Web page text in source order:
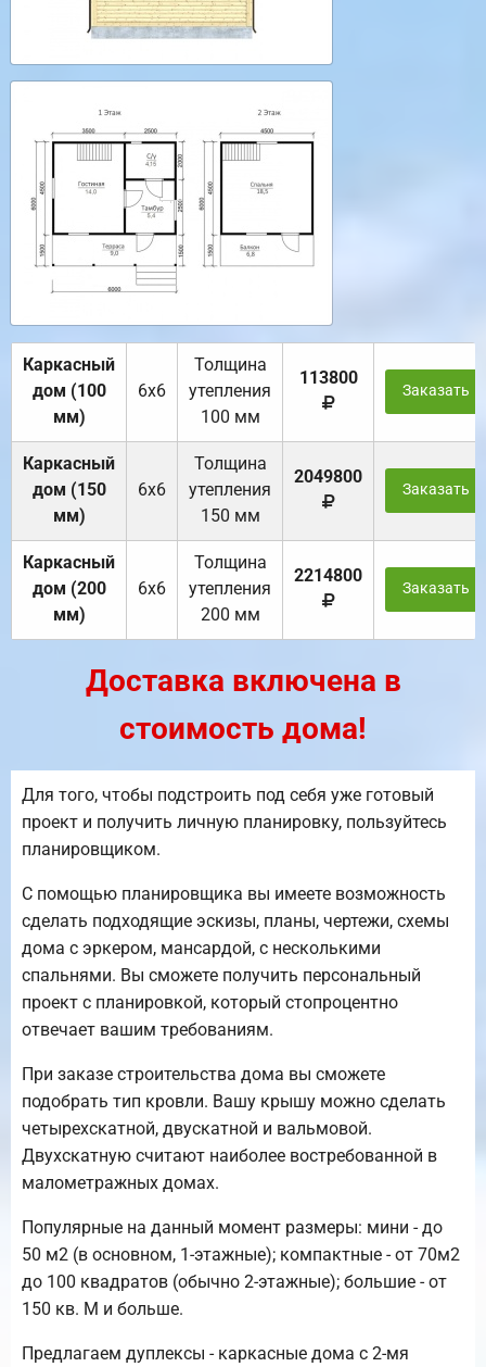
Каркасный
дом (100
мм)
6х6
Толщина
утепления
100 мм
113800
Заказать
Каркасный
дом (150
мм)
6х6
Толщина
утепления
150 мм
2049800
Заказать
Каркасный
дом (200
мм)
6х6
Толщина
утепления
200 мм
2214800
Заказать
Доставка включена в
стоимость дома!
Для того, чтобы подстроить под себя уже готовый
проект и получить личную планировку, пользуйтесь
планировщиком.
С помощью планировщика вы имеете возможность
сделать подходящие эскизы, планы, чертежи, схемы
дома с эркером, мансардой, с несколькими
спальнями. Вы сможете получить персональный
проект с планировкой, который стопроцентно
отвечает вашим требованиям.
При заказе строительства дома вы сможете
подобрать тип кровли. Вашу крышу можно сделать
четырехскатной, двускатной и вальмовой.
Двухскатную считают наиболее востребованной в
малометражных домах.
Популярные на данный момент размеры: мини - до
50 м2 (в основном, 1-этажные); компактные - от 70м2
до 100 квадратов (обычно 2-этажные); большие - от
150 кв. М и больше.
Предлагаем дуплексы - каркасные дома с 2-мя